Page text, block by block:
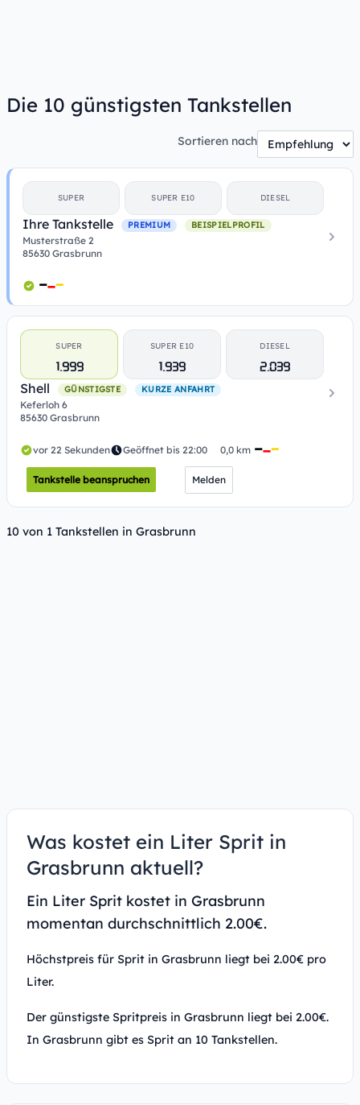
Die 10 günstigsten Tankstellen
Sortieren nach
SUPER SUPER E10 DIESEL
Ihre Tankstelle PREMIUM BEISPIELPROFIL
Musterstraße 2
85630 Grasbrunn
SUPER
1.999
SUPER E10
1.939
DIESEL
2.039
Shell
GÜNSTIGSTE KURZE ANFAHRT
Keferloh 6
85630 Grasbrunn
vor 22 Sekunden Geöffnet bis 22:00 0,0 km
Tankstelle beanspruchen Melden
10 von 1 Tankstellen in Grasbrunn
Was kostet ein Liter Sprit in
Grasbrunn aktuell?
Ein Liter Sprit kostet in Grasbrunn
momentan durchschnittlich 2.00€.
Höchstpreis für Sprit in Grasbrunn liegt bei 2.00€ pro
Liter.
Der günstigste Spritpreis in Grasbrunn liegt bei 2.00€.
In Grasbrunn gibt es Sprit an 10 Tankstellen.